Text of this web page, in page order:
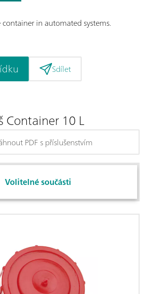
in automated systems.
Sdílet
Container 10 L
PDF s příslušenstvím
Volitelné součásti